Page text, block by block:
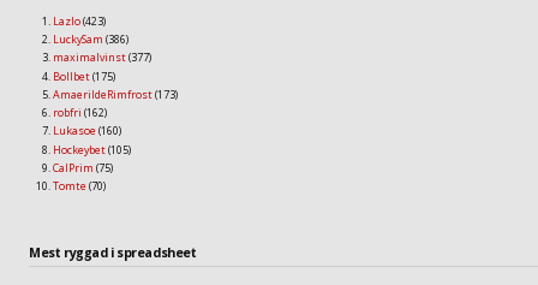
Lazlo(423)
LuckySam (386)
maximalvinst(377)
Bollbet(175)
AmaerildeRimfrost(173)
robfri (162)
Lukasoe (160)
Hockeybet(105)
CalPrim (75)
Tomte (70)
Mest ryggad i spreadsheet